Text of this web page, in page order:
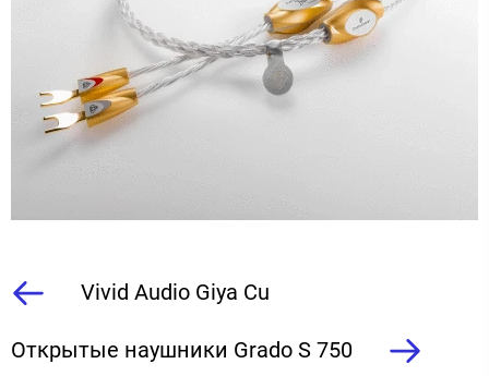
Vivid Audio Giya Cu
Открытые наушники Grado S 750